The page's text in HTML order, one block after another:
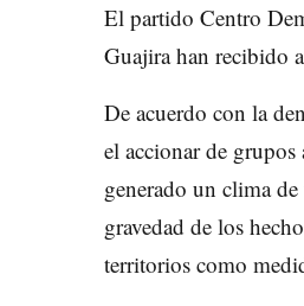
El partido Centro
Guajira han recibido
De acuerdo con la
el accionar de
generado un clima
gravedad de los
territorios como